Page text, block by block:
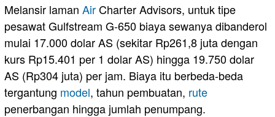
Melansir laman AirCharter Advisors, untuk tipe
pesawat Gulfstream G-650 biaya sewanya dibanderol
mulai 17.000 dolar AS (sekitar Rp261,8 juta dengan
kurs Rp15.401 per 1 dolar AS) hingga 19.750 dolar
AS (Rp304 juta) per jam. Biaya itu berbeda-beda
tergantung model, tahun pembuatan, rute
penerbangan hingga jumlah penumpang.